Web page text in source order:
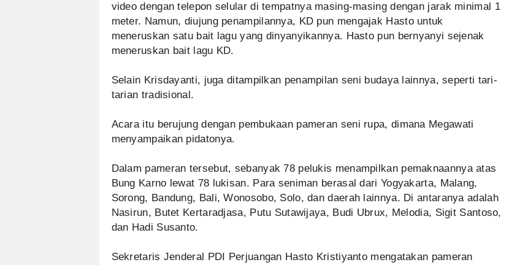
video dengan telepon selular di tempatnya masing-masing dengan jarak minimal 1
meter. Namun, diujung penampilannya, KD pun mengajak Hasto untuk
meneruskan satu bait lagu yang dinyanyikannya. Hasto pun bernyanyi sejenak
meneruskan bait lagu KD.
Selain Krisdayanti, juga ditampilkan penampilan seni budaya lainnya, seperti tari-
tarian tradisional.
Acara itu berujung dengan pembukaan pameran seni rupa, dimana Megawati
menyampaikan pidatonya.
Dalam pameran tersebut, sebanyak 78 pelukis menampilkan pemaknaannya atas
Bung Karno lewat 78 lukisan. Para seniman berasal dari Yogyakarta, Malang,
Sorong, Bandung, Bali, Wonosobo, Solo, dan daerah lainnya. Di antaranya adalah
Nasirun, Butet Kertaradjasa, Putu Sutawijaya, Budi Ubrux, Melodia, Sigit Santoso,
dan Hadi Susanto.
Sekretaris Jenderal PDI Perjuangan Hasto Kristiyanto mengatakan pameran